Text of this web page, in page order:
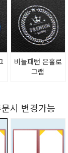
비늘패턴 은홀로
그램
시 변경가능